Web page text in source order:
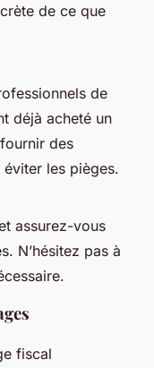
de ce que
de
déjà acheté un
des
les pièges.
assurez-vous
N’hésitez pas à
fiscal